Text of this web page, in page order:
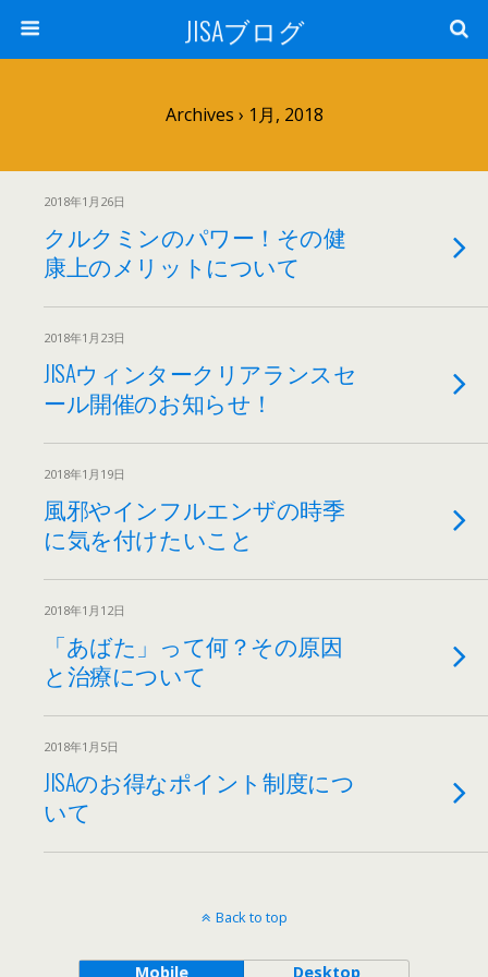
JISAブログ
Archives › 1月, 2018
2018年1月26日
クルクミンのパワー！その健
康上のメリットについて
2018年1月23日
JISAウィンタークリアランスセ
ール開催のお知らせ！
2018年1月19日
風邪やインフルエンザの時季
に気を付けたいこと
2018年1月12日
「あばた」って何？その原因
と治療について
2018年1月5日
JISAのお得なポイント制度につ
いて
Back to top
Mobile Desktop